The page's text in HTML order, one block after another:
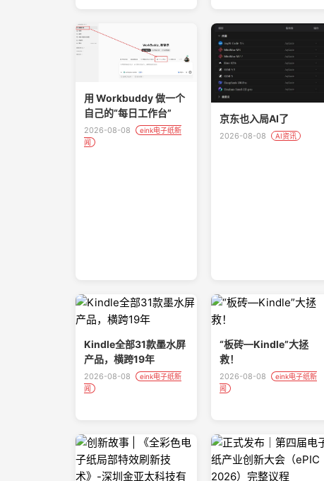
用 Workbuddy 做一个
自己的“每日工作台”
2026-08-08
eink电子纸新
闻
京东也入局AI了
2026-08-08 AI资讯
Kindle全部31款墨水屏
产品，横跨19年
2026-08-08
eink电子纸新
闻
“板砖—Kindle”大拯
救！
2026-08-08
eink电子纸新
闻